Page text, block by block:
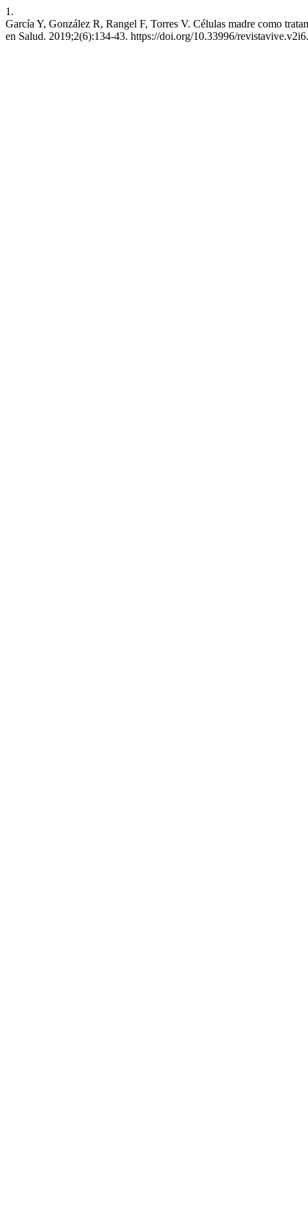
1.
García Y, González R, Rangel F, Torres V. Células madre como
en Salud. 2019;2(6):134-43. https://doi.org/10.33996/